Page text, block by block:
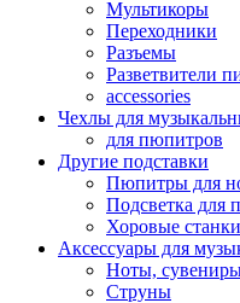
Мультикоры
Переходники
Разъемы
Разветвители
accessories
Чехлы для
для пюпитров
Другие подставки
Пюпитры для
Подсветка для
Хоровые станки
Аксессуары для
Ноты,
Струны